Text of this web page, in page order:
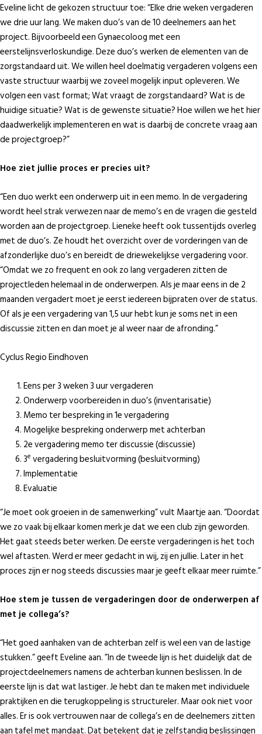
Eveline licht de gekozen structuur toe: “Elke drie weken vergaderen
we drie uur lang. We maken duo’s van de 10 deelnemers aan het
project. Bijvoorbeeld een Gynaecoloog met een
eerstelijnsverloskundige. Deze duo’s werken de elementen van de
zorgstandaard uit. We willen heel doelmatig vergaderen volgens een
vaste structuur waarbij we zoveel mogelijk input opleveren. We
volgen een vast format; Wat vraagt de zorgstandaard? Wat is de
huidige situatie? Wat is de gewenste situatie? Hoe willen we het hier
daadwerkelijk implementeren en wat is daarbij de concrete vraag aan
de projectgroep?”
Hoe ziet jullie proces er precies uit?
“Een duo werkt een onderwerp uit in een memo. In de vergadering
wordt heel strak verwezen naar de memo’s en de vragen die gesteld
worden aan de projectgroep. Lieneke heeft ook tussentijds overleg
met de duo’s. Ze houdt het overzicht over de vorderingen van de
afzonderlijke duo’s en bereidt de driewekelijkse vergadering voor.
“Omdat we zo frequent en ook zo lang vergaderen zitten de
projectleden helemaal in de onderwerpen. Als je maar eens in de 2
maanden vergadert moet je eerst iedereen bijpraten over de status.
Of als je een vergadering van 1,5 uur hebt kun je soms net in een
discussie zitten en dan moet je al weer naar de afronding.”
Cyclus Regio Eindhoven
Eens per 3 weken 3 uur vergaderen
Onderwerp voorbereiden in duo’s (inventarisatie)
Memo ter bespreking in 1e vergadering
Mogelijke bespreking onderwerp met achterban
2e vergadering memo ter discussie (discussie)
3e vergadering besluitvorming (besluitvorming)
Implementatie
Evaluatie
“Je moet ook groeien in de samenwerking” vult Maartje aan. “Doordat
we zo vaak bij elkaar komen merk je dat we een club zijn geworden.
Het gaat steeds beter werken. De eerste vergaderingen is het toch
wel aftasten. Werd er meer gedacht in wij, zij en jullie. Later in het
proces zijn er nog steeds discussies maar je geeft elkaar meer ruimte.”
Hoe stem je tussen de vergaderingen door de onderwerpen af
met je collega’s?
“Het goed aanhaken van de achterban zelf is wel een van de lastige
stukken.” geeft Eveline aan. ”In de tweede lijn is het duidelijk dat de
projectdeelnemers namens de achterban kunnen beslissen. In de
eerste lijn is dat wat lastiger. Je hebt dan te maken met individuele
praktijken en die terugkoppeling is structureler. Maar ook niet voor
alles. Er is ook vertrouwen naar de collega’s en de deelnemers zitten
aan tafel met mandaat. Dat betekent dat je zelfstandig beslissingen